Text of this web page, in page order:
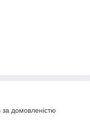
домовленістю